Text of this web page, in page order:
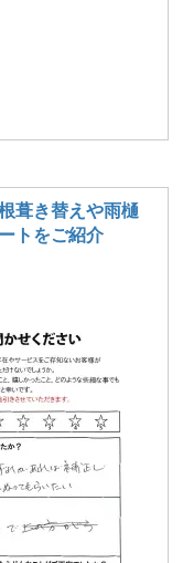
葺き替えや雨樋
トをご紹介